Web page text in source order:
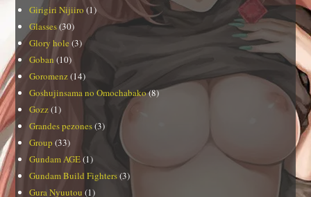
Girigiri Nijiiro (1)
Glasses(30)
Glory hole (3)
Goban (10)
Goromenz(14)
Goshujinsama no Omochabako(8)
Gozz(1)
Grandes pezones(3)
Group (33)
Gundam AGE(1)
Gundam Build Fighters(3)
Gura Nyuutou (1)